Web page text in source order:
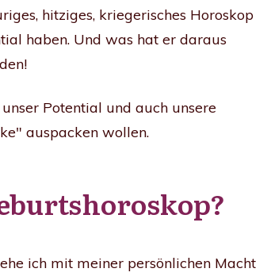
hitziges, kriegerisches Horoskop
haben. Und was hat er daraus
Potential und auch unsere
auspacken wollen.
ich mit meiner persönlichen Macht